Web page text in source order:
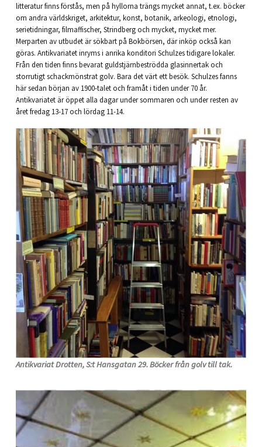
litteratur finns förstås, men på hyllorna trängs mycket annat, t.ex. böcker
om andra världskriget, arkitektur, konst, botanik, arkeologi, etnologi,
serietidningar, filmaffischer, Strindberg och mycket, mycket mer.
Merparten av utbudet är sökbart på Bokbörsen, där inköp också kan
göras. Antikvariatet inryms i anrika konditori Schulzes tidigare lokaler.
Från den tiden finns bevarat guldstjärnbeströdda glasinnertak och
storrutigt schackmönstrat golv. Bara det värt ett besök. Schulzes fanns
här sedan början av 1900-talet och framåt i tiden under 70 år.
Antikvariatet är öppet alla dagar under sommaren och under resten av
året fredag 13-17 och lördag 11-14.
Antikvariat Drotten, S:t Hansgatan 29. Böcker från golv till tak.